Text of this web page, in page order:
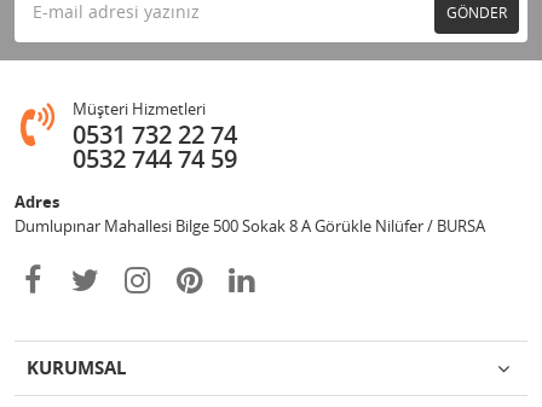
GÖNDER
Müşteri Hizmetleri
0531 732 22 74
0532 744 74 59
Adres
Dumlupınar Mahallesi Bilge 500 Sokak 8 A Görükle Nilüfer / BURSA
KURUMSAL